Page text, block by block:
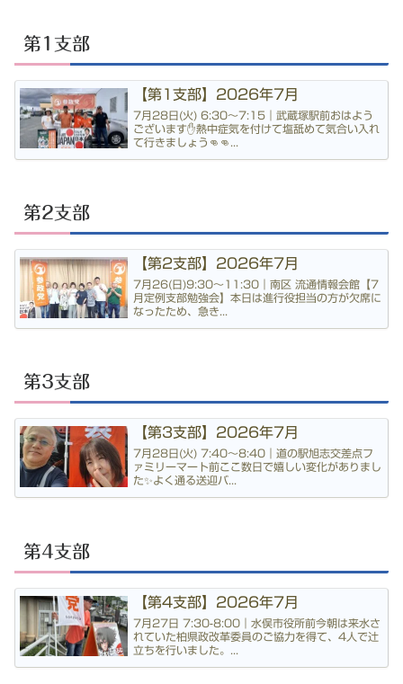
第1支部
【第1支部】2026年7月
7月28日(火) 6:30〜7:15｜武蔵塚駅前おはよう
ございます✋熱中症気を付けて塩舐めて気合い入れ
て行きましょう👊👊...
第2支部
【第2支部】2026年7月
7月26(日)9:30〜11:30｜南区 流通情報会館【7
月定例支部勉強会】本日は進行役担当の方が欠席に
なったため、急き...
第3支部
【第3支部】2026年7月
7月28日(火) 7:40〜8:40｜道の駅旭志交差点フ
ァミリーマート前ここ数日で嬉しい変化がありまし
た✨よく通る送迎バ...
第4支部
【第4支部】2026年7月
7月27日 7:30-8:00｜水俣市役所前今朝は来水さ
れていた柏県政改革委員のご協力を得て、4人で辻
立ちを行いました。...